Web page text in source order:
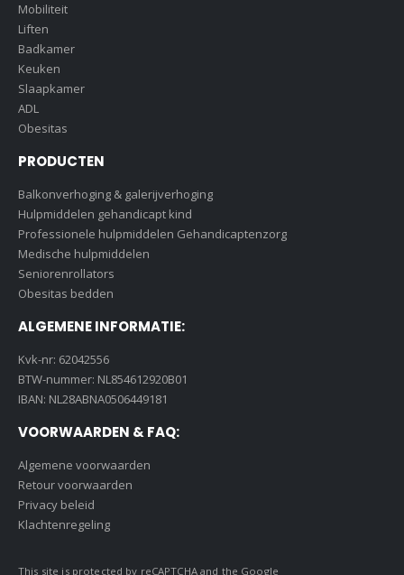
Mobiliteit
Liften
Badkamer
Keuken
Slaapkamer
ADL
Obesitas
PRODUCTEN
Balkonverhoging & galerijverhoging
Hulpmiddelen gehandicapt kind
Professionele hulpmiddelen Gehandicaptenzorg
Medische hulpmiddelen
Seniorenrollators
Obesitas bedden
ALGEMENE INFORMATIE:
Kvk-nr: 62042556
BTW-nummer: NL854612920B01
IBAN: NL28ABNA0506449181
VOORWAARDEN & FAQ:
Algemene voorwaarden
Retour voorwaarden
Privacy beleid
Klachtenregeling
This site is protected by reCAPTCHA and the Google